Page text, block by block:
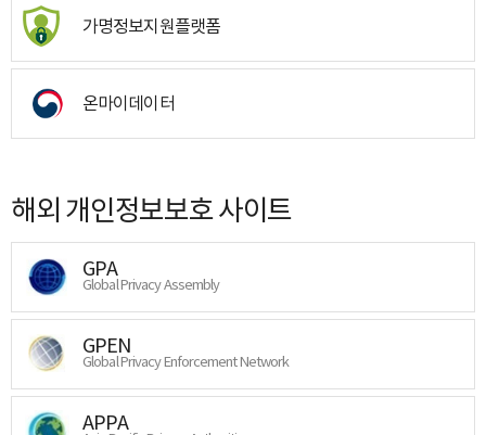
가명정보지원플랫폼
온마이데이터
해외 개인정보보호 사이트
GPA
Global Privacy Assembly
GPEN
Global Privacy Enforcement Network
APPA